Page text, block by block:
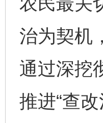
治为契机
通过深挖
推进“查